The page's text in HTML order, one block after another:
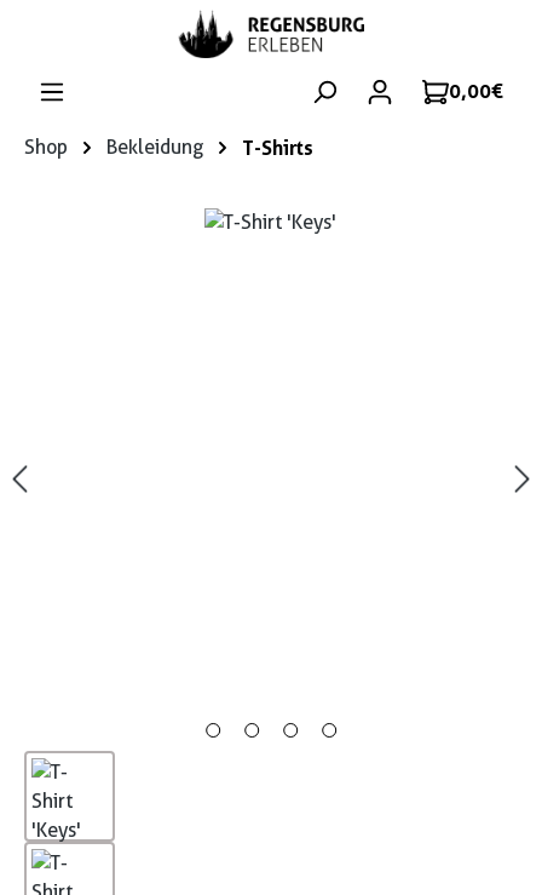
Zum Hauptinhalt springen
0,00 €
Shop Bekleidung T-Shirts
Bildergalerie überspringen